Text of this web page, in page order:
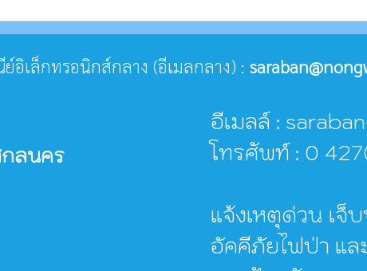
อิเล็กทรอนิกส์กลาง (อีเมลกลาง) :
ลนคร
อีเมลล์ :
โทรศัพท์ : 0
แจ้งเหตุด่วน เ
อัคคีภัยไฟป่า แ